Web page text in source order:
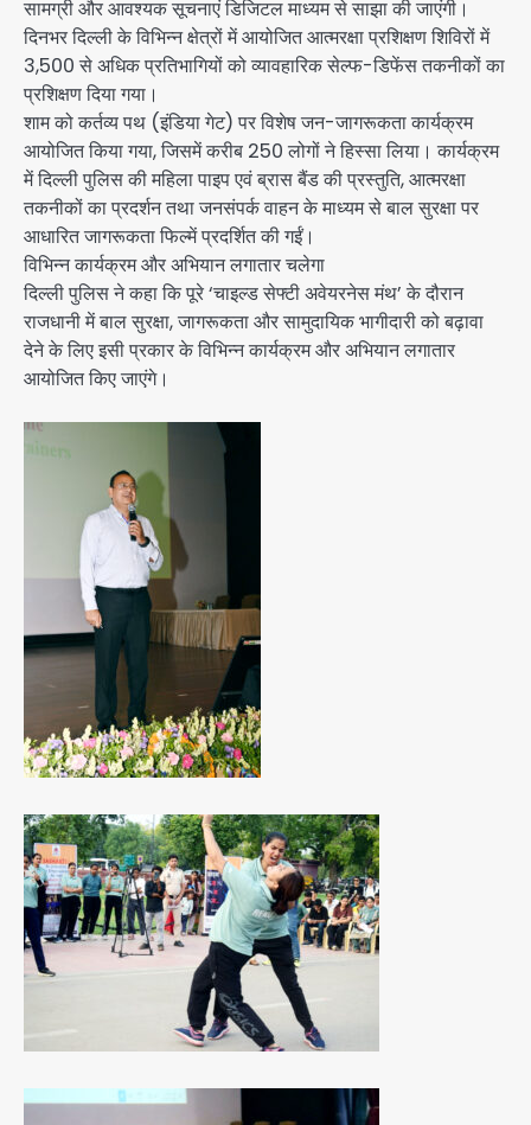
सामग्री और आवश्यक सूचनाएं डिजिटल माध्यम से साझा की जाएंगी।
दिनभर दिल्ली के विभिन्न क्षेत्रों में आयोजित आत्मरक्षा प्रशिक्षण शिविरों में
3,500 से अधिक प्रतिभागियों को व्यावहारिक सेल्फ-डिफेंस तकनीकों का
प्रशिक्षण दिया गया।
शाम को कर्तव्य पथ (इंडिया गेट) पर विशेष जन-जागरूकता कार्यक्रम
आयोजित किया गया, जिसमें करीब 250 लोगों ने हिस्सा लिया। कार्यक्रम
में दिल्ली पुलिस की महिला पाइप एवं ब्रास बैंड की प्रस्तुति, आत्मरक्षा
तकनीकों का प्रदर्शन तथा जनसंपर्क वाहन के माध्यम से बाल सुरक्षा पर
आधारित जागरूकता फिल्में प्रदर्शित की गईं।
विभिन्न कार्यक्रम और अभियान लगातार चलेगा
दिल्ली पुलिस ने कहा कि पूरे ‘चाइल्ड सेफ्टी अवेयरनेस मंथ’ के दौरान
राजधानी में बाल सुरक्षा, जागरूकता और सामुदायिक भागीदारी को बढ़ावा
देने के लिए इसी प्रकार के विभिन्न कार्यक्रम और अभियान लगातार
आयोजित किए जाएंगे।